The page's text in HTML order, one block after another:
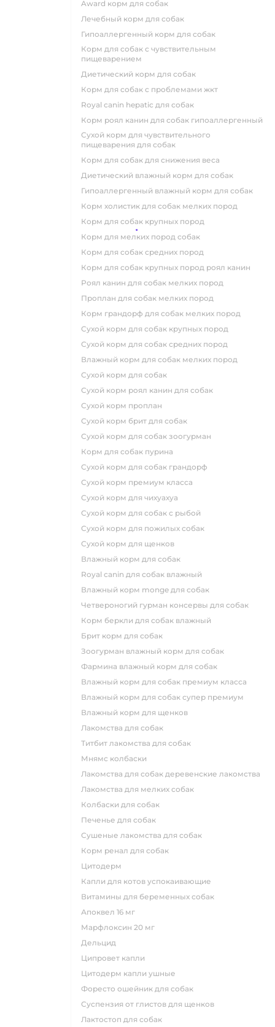
award корм для собак
лечебный корм для собак
гипоаллергенный корм для собак
корм для собак с чувствительным
пищеварением
диетический корм для собак
корм для собак с проблемами жкт
royal canin hepatic для собак
корм роял канин для собак гипоаллергенный
сухой корм для чувствительного
пищеварения для собак
корм для собак для снижения веса
диетический влажный корм для собак
гипоаллергенный влажный корм для собак
корм холистик для собак мелких пород
корм для собак крупных пород
корм для мелких пород собак
корм для собак средних пород
корм для собак крупных пород роял канин
роял канин для собак мелких пород
проплан для собак мелких пород
корм грандорф для собак мелких пород
сухой корм для собак крупных пород
сухой корм для собак средних пород
влажный корм для собак мелких пород
сухой корм для собак
сухой корм роял канин для собак
сухой корм проплан
сухой корм брит для собак
сухой корм для собак зоогурман
корм для собак пурина
сухой корм для собак грандорф
сухой корм премиум класса
сухой корм для чихуахуа
сухой корм для собак с рыбой
сухой корм для пожилых собак
сухой корм для щенков
влажный корм для собак
royal canin для собак влажный
влажный корм monge для собак
четвероногий гурман консервы для собак
корм беркли для собак влажный
брит корм для собак
зоогурман влажный корм для собак
фармина влажный корм для собак
влажный корм для собак премиум класса
влажный корм для собак супер премиум
влажный корм для щенков
лакомства для собак
титбит лакомства для собак
мнямс колбаски
лакомства для собак деревенские лакомства
лакомства для мелких собак
колбаски для собак
печенье для собак
сушеные лакомства для собак
корм ренал для собак
цитодерм
капли для котов успокаивающие
витамины для беременных собак
апоквел 16 мг
марфлоксин 20 мг
дельцид
ципровет капли
цитодерм капли ушные
форесто ошейник для собак
суспензия от глистов для щенков
лактостоп для собак